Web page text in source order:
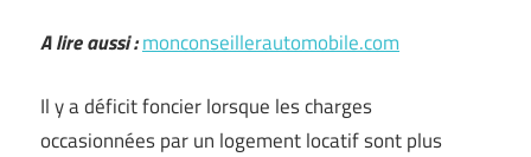
A lire aussi :monconseillerautomobile.com
Il y a déficit foncier lorsque les charges
occasionnées par un logement locatif sont plus